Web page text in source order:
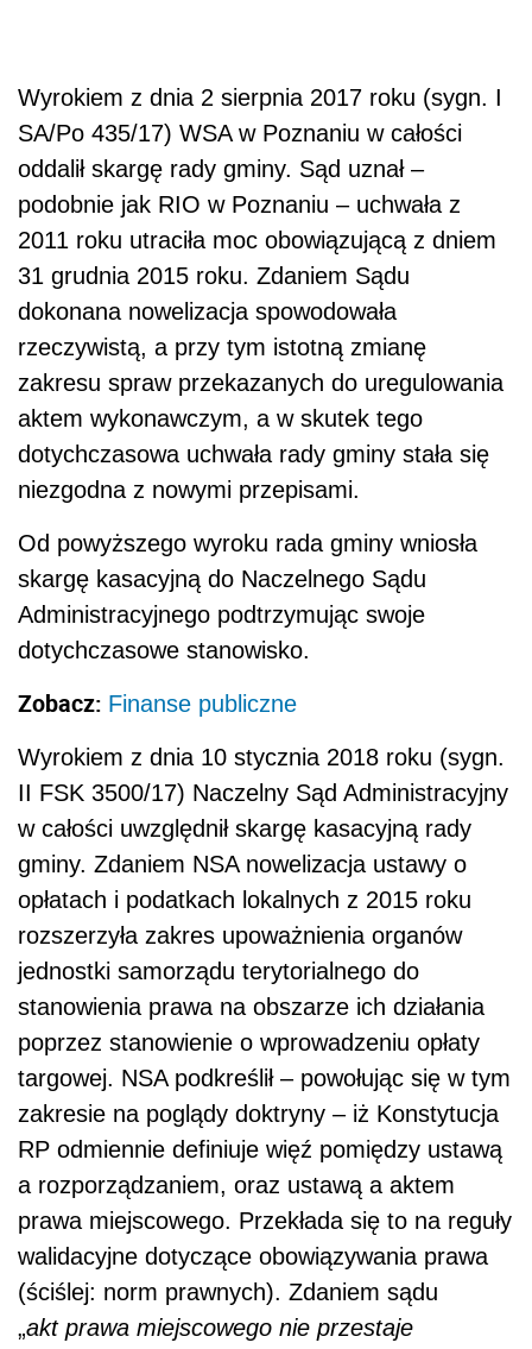
Wyrokiem z dnia 2 sierpnia 2017 roku (sygn. I
SA/Po 435/17) WSA w Poznaniu w całości
oddalił skargę rady gminy. Sąd uznał –
podobnie jak RIO w Poznaniu – uchwała z
2011 roku utraciła moc obowiązującą z dniem
31 grudnia 2015 roku. Zdaniem Sądu
dokonana nowelizacja spowodowała
rzeczywistą, a przy tym istotną zmianę
zakresu spraw przekazanych do uregulowania
aktem wykonawczym, a w skutek tego
dotychczasowa uchwała rady gminy stała się
niezgodna z nowymi przepisami.
Od powyższego wyroku rada gminy wniosła
skargę kasacyjną do Naczelnego Sądu
Administracyjnego podtrzymując swoje
dotychczasowe stanowisko.
Zobacz: Finanse publiczne
Wyrokiem z dnia 10 stycznia 2018 roku (sygn.
II FSK 3500/17) Naczelny Sąd Administracyjny
w całości uwzględnił skargę kasacyjną rady
gminy. Zdaniem NSA nowelizacja ustawy o
opłatach i podatkach lokalnych z 2015 roku
rozszerzyła zakres upoważnienia organów
jednostki samorządu terytorialnego do
stanowienia prawa na obszarze ich działania
poprzez stanowienie o wprowadzeniu opłaty
targowej. NSA podkreślił – powołując się w tym
zakresie na poglądy doktryny – iż Konstytucja
RP odmiennie definiuje więź pomiędzy ustawą
a rozporządzaniem, oraz ustawą a aktem
prawa miejscowego. Przekłada się to na reguły
walidacyjne dotyczące obowiązywania prawa
(ściślej: norm prawnych). Zdaniem sądu
„akt prawa miejscowego nie przestaje